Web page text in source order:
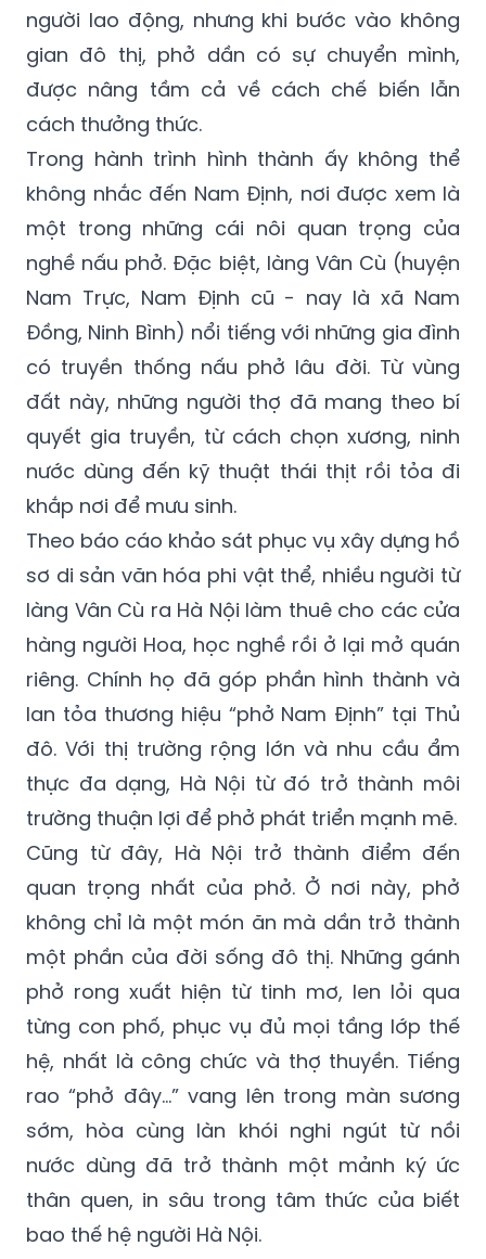
người lao động, nhưng khi bước vào không
gian đô thị, phở dần có sự chuyển mình,
được nâng tầm cả về cách chế biến lẫn
cách thưởng thức.
Trong hành trình hình thành ấy không thể
không nhắc đến Nam Định, nơi được xem là
một trong những cái nôi quan trọng của
nghề nấu phở. Đặc biệt, làng Vân Cù (huyện
Nam Trực, Nam Định cũ - nay là xã Nam
Đồng, Ninh Bình) nổi tiếng với những gia đình
có truyền thống nấu phở lâu đời. Từ vùng
đất này, những người thợ đã mang theo bí
quyết gia truyền, từ cách chọn xương, ninh
nước dùng đến kỹ thuật thái thịt rồi tỏa đi
khắp nơi để mưu sinh.
Theo báo cáo khảo sát phục vụ xây dựng hồ
sơ di sản văn hóa phi vật thể, nhiều người từ
làng Vân Cù ra Hà Nội làm thuê cho các cửa
hàng người Hoa, học nghề rồi ở lại mở quán
riêng. Chính họ đã góp phần hình thành và
lan tỏa thương hiệu “phở Nam Định” tại Thủ
đô. Với thị trường rộng lớn và nhu cầu ẩm
thực đa dạng, Hà Nội từ đó trở thành môi
trường thuận lợi để phở phát triển mạnh mẽ.
Cũng từ đây, Hà Nội trở thành điểm đến
quan trọng nhất của phở. Ở nơi này, phở
không chỉ là một món ăn mà dần trở thành
một phần của đời sống đô thị. Những gánh
phở rong xuất hiện từ tinh mơ, len lỏi qua
từng con phố, phục vụ đủ mọi tầng lớp thế
hệ, nhất là công chức và thợ thuyền. Tiếng
rao “phở đây…” vang lên trong màn sương
sớm, hòa cùng làn khói nghi ngút từ nồi
nước dùng đã trở thành một mảnh ký ức
thân quen, in sâu trong tâm thức của biết
bao thế hệ người Hà Nội.